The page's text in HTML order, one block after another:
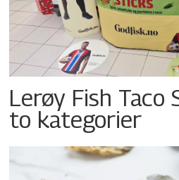
Lerøy Fish Taco
to kategorier